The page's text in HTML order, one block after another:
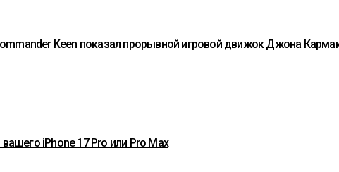
Keen показал прорывной игровой движок Джона
iPhone 17 Pro или Pro Max